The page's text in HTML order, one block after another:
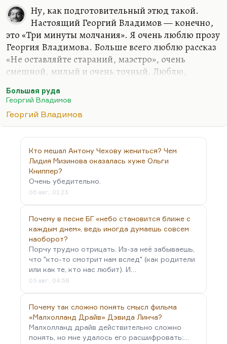
Ну, как подготовительный этюд такой.
Настоящий Георгий Владимов — конечно,
это «Три минуты молчания». Я очень люблю прозу
Георгия Владимова. Больше всего люблю рассказ
«Не оставляйте стараний, маэстро», очень
смешной, милый и очень точный. Люблю,
«Генералу и его армии» отношусь несколько
сложнее.
Но в любом случае «Три минуты молчания» — это
одна из самых весёлых, безбашенных,
откровенных и остроумных книг советской
литературы. Она проходила по разряду
производственного романа. Там на сейнере дело
происходит, хотя там и бичи действуют, и вся эта
портовая жизнь. Георгий Владимов же
действовал методом погружения, как Артур
Хейли,…
Большая руда
Георгий Владимов
Георгий Владимов
Кто мешал Антону Чехову жениться? Чем
Лидия Мизинова оказалась хуже Ольги
Книппер?
Очень убедительно.
06 авг., 01:23
Почему в песне БГ «небо становится ближе с
каждым днем», ведь иногда думаешь совсем
наоборот?
Порчу трудно отрицать. Из-за неё забываешь,
что "кто-то смотрит нам вслед" (как родители
или как те, кто нас любит). И…
03 авг., 04:58
Почему так сложно понять смысл фильма
«Малхолланд Драйв» Дэвида Линча?
Малхолланд драйв действительно сложно
понять, но мне удалось его расшифровать:…